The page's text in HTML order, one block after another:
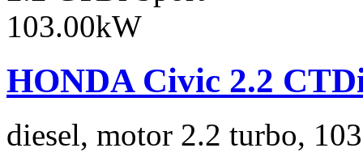
HONDA Civic 2.2
diesel, motor 2.2 turbo,